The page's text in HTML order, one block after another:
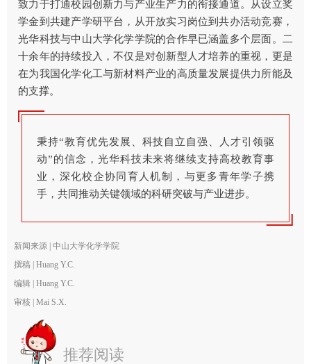
致力于打通校园创新力与产业生产力的衔接通道。从设立奖
学金到共建产学研平台，从开放实习岗位到共办活动竞赛，
光华科技与中山大学化学学院的合作早已涵盖多个层面。二
十余年的持续投入，不仅是对创新型人才培养的重视，更是
在为我国化学化工与新材料产业的高质量发展提供力所能及
的支撑。
秉持“教育优先发展、科技自立自强、人才引领驱
动”的信念，光华科技未来将继续支持高校教育事
业，深化校企协同育人机制，与更多青年学子携
手，共同推动关键领域的科研突破与产业进步。
新闻来源 | 中山大学化学学院
撰稿 | Huang Y.C.
编辑 | Huang Y.C.
审核 | Mai S.X.
推荐阅读